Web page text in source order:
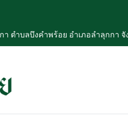
ตำบลบึงคำพร้อย อำเภอลำลุกกา จั